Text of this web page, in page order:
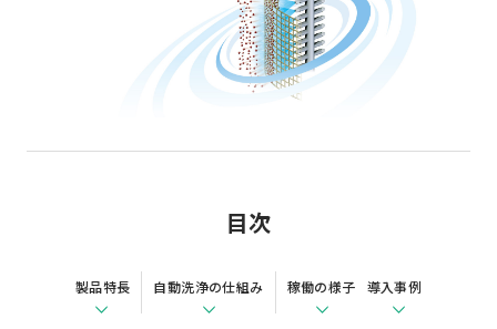
目次
製品特長 自動洗浄の仕組み 稼働の様子 導入事例